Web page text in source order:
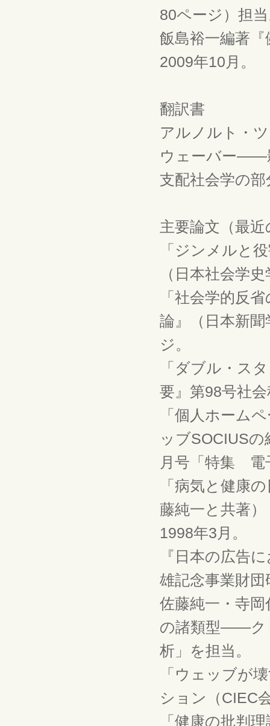
80ページ）担
飯島裕一編著
2009年10月。
翻訳書
アルノルト・
ウェーバー――
支配社会学の
主要論文（最
「ジンメルと
（日本社会学
「社会学的反
論』（日本新
ジ。
「ダブル・ス
要』第98号社
「個人ホーム
ッブSOCIUS
月号「特集 電
「病気と健康
藤純一と共著
1998年3月。
『日本の広告
雄記念事業財
佐藤純一・寺
の諸類型――ク
析」を担当。
「ウェッブが
ション（CIEC
「健康の批判